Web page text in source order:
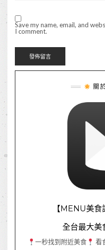
Save my name, email, and
I comment.
關
【MENU美食
全台最大美
一秒找到附近美食 看